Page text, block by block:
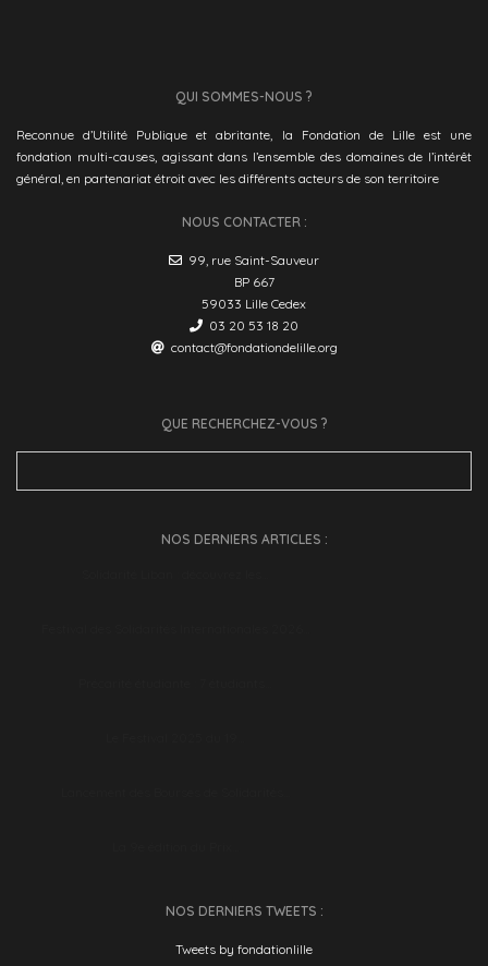
QUI SOMMES-NOUS ?
Reconnue d’Utilité Publique et abritante, la Fondation de Lille est une
fondation multi-causes, agissant dans l’ensemble des domaines de l’intérêt
général, en partenariat étroit avec les différents acteurs de son territoire
NOUS CONTACTER :
99, rue Saint-Sauveur
BP 667
59033 Lille Cedex
03 20 53 18 20
contact@fondationdelille.org
QUE RECHERCHEZ-VOUS ?
Search
NOS DERNIERS ARTICLES :
NOS DERNIERS TWEETS :
Tweets by fondationlille